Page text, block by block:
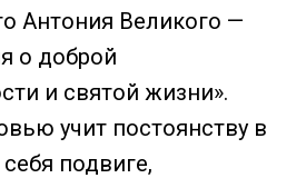
Антония Великого —
о доброй
и святой жизни».
учит постоянству в
подвиге,